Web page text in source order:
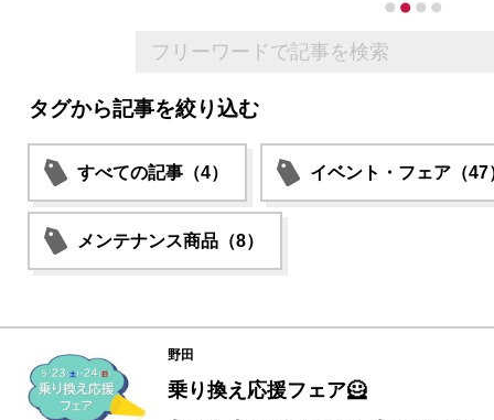
タグから記事を絞り込む
すべての記事（4） イベント・フェア（47
メンテナンス商品（8）
野田
乗り換え応援フェア🦸